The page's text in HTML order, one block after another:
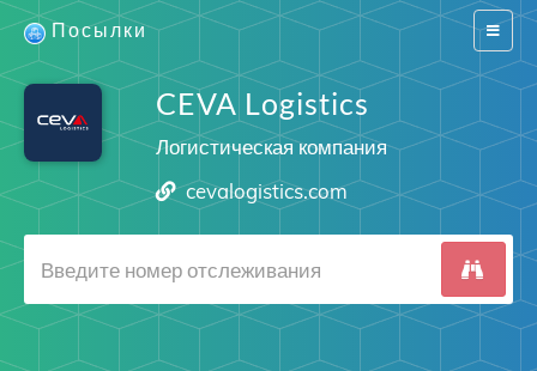
Switch
Посылки
CEVA Logistics
Логистическая компания
cevalogistics.com